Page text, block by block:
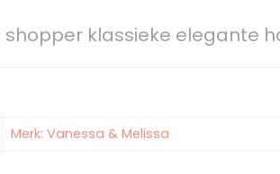
shopper klassieke elegante
Merk: Vanessa & Melissa